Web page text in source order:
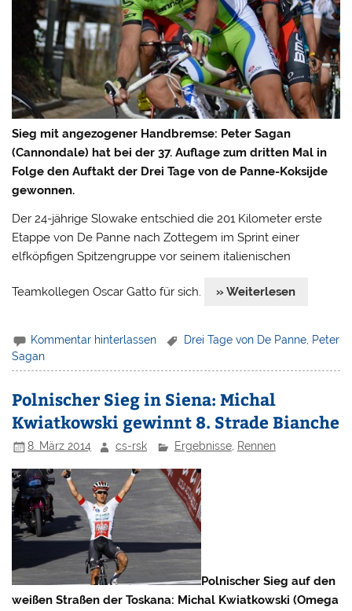
Sieg mit angezogener Handbremse: Peter Sagan
(Cannondale) hat bei der 37. Auflage zum dritten Mal in
Folge den Auftakt der Drei Tage von de Panne-Koksijde
gewonnen.
Der 24-jährige Slowake entschied die 201 Kilometer erste
Etappe von De Panne nach Zottegem im Sprint einer
elfköpfigen Spitzengruppe vor seinem italienischen
Teamkollegen Oscar Gatto für sich. » Weiterlesen
Kommentar hinterlassen Drei Tage von De Panne Peter
Sagan
Polnischer Sieg in Siena: Michal
Kwiatkowski gewinnt 8. Strade Bianche
8. März 2014 cs-rsk Ergebnisse, Rennen
Polnischer Sieg auf den
weißen Straßen der Toskana: Michal Kwiatkowski (Omega